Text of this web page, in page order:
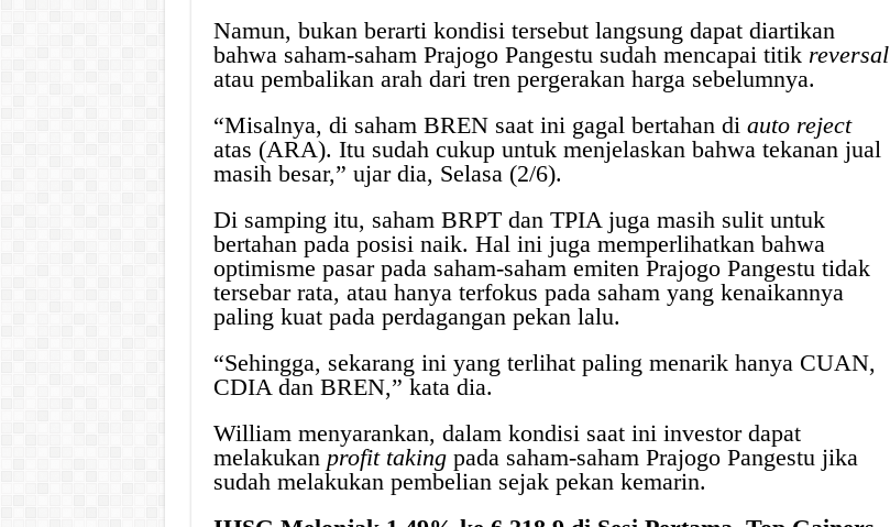
Namun, bukan berarti kondisi tersebut langsung dapat diartikan
bahwa saham-saham Prajogo Pangestu sudah mencapai titik reversal
atau pembalikan arah dari tren pergerakan harga sebelumnya.
“Misalnya, di saham BREN saat ini gagal bertahan di auto reject
atas (ARA). Itu sudah cukup untuk menjelaskan bahwa tekanan jual
masih besar,” ujar dia, Selasa (2/6).
Di samping itu, saham BRPT dan TPIA juga masih sulit untuk
bertahan pada posisi naik. Hal ini juga memperlihatkan bahwa
optimisme pasar pada saham-saham emiten Prajogo Pangestu tidak
tersebar rata, atau hanya terfokus pada saham yang kenaikannya
paling kuat pada perdagangan pekan lalu.
“Sehingga, sekarang ini yang terlihat paling menarik hanya CUAN,
CDIA dan BREN,” kata dia.
William menyarankan, dalam kondisi saat ini investor dapat
melakukan profit taking pada saham-saham Prajogo Pangestu jika
sudah melakukan pembelian sejak pekan kemarin.